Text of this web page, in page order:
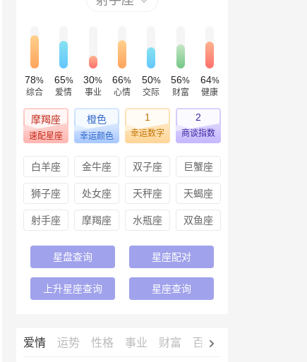
78%
综合
65%
爱情
30%
事业
66%
心情
50%
交际
56%
财富
64%
健康
摩羯座
速配星座
橙色
幸运颜色
1
幸运数字
2
商谈指数
白羊座 金牛座 双子座 巨蟹座
狮子座 处女座 天秤座 天蝎座
射手座 摩羯座 水瓶座 双鱼座
星盘查询 星座配对
上升星座查询 星座查询
爱情 运势 性格 事业 财富 百科